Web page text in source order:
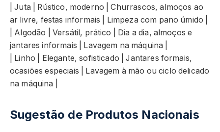
| Juta | Rústico, moderno | Churrascos, almoços ao
ar livre, festas informais | Limpeza com pano úmido |
| Algodão | Versátil, prático | Dia a dia, almoços e
jantares informais | Lavagem na máquina |
| Linho | Elegante, sofisticado | Jantares formais,
ocasiões especiais | Lavagem à mão ou ciclo delicado
na máquina |
Sugestão de Produtos Nacionais